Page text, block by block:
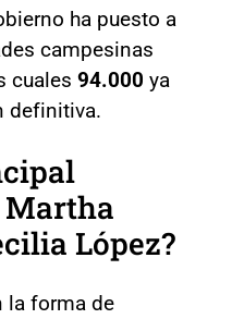
ha puesto a
campesinas
cuales 94.000 ya
definitiva.
López?
la forma de